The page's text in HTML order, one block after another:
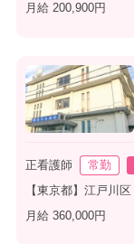
月給 200,900円
正看護師 常勤
【東京都】江戸川区
月給 360,000円